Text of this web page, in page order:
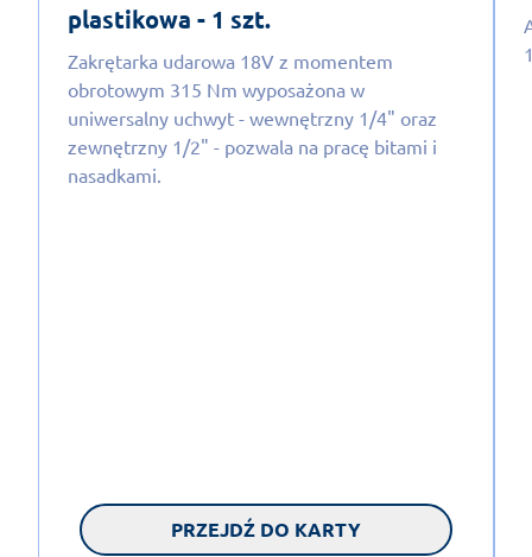
plastikowa - 1 szt.
Zakrętarka udarowa 18V z momentem
obrotowym 315 Nm wyposażona w
uniwersalny uchwyt - wewnętrzny 1/4" oraz
zewnętrzny 1/2" - pozwala na pracę bitami i
nasadkami.
PRZEJDŹ DO KARTY